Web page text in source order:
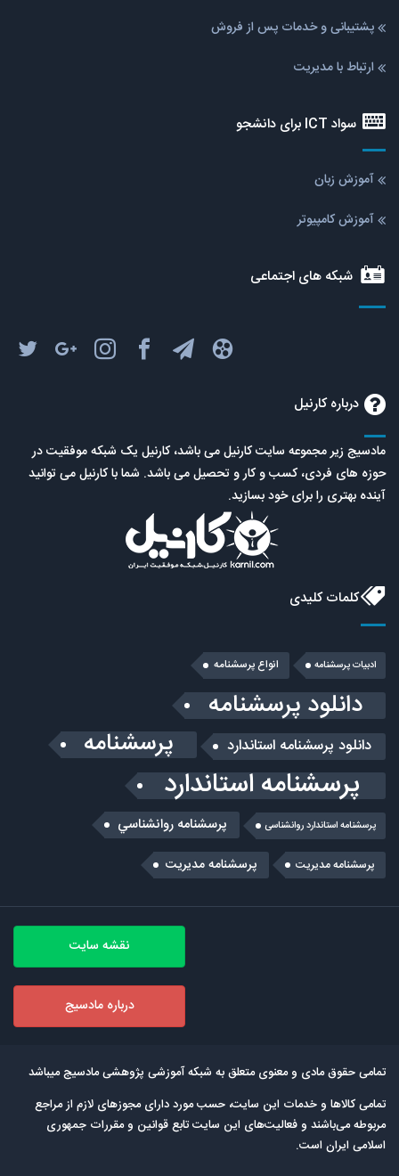
پشتیبانی و خدمات پس از فروش
ارتباط با مدیریت
سواد ICT برای دانشجو
آموزش زبان
آموزش کامپیوتر
شبکه های اجتماعی
درباره کارنیل
مادسیج زیر مجموعه سایت کارنیل می باشد، کارنیل یک شبکه موفقیت در
حوزه های فردی، کسب و کار و تحصیل می باشد. شما با کارنیل می توانید
آینده بهتری را برای خود بسازید.
کلمات کلیدی
ادبیات پرسشنامه انواع پرسشنامه
دانلود پرسشنامه
دانلود پرسشنامه استاندارد پرسشنامه
پرسشنامه استاندارد
پرسشنامه استاندارد روانشناسی پرسشنامه روانشناسي
پرسشنامه مديريت پرسشنامه مدیریت
نقشه سایت
درباره مادسیج
تمامی حقوق مادی و معنوی متعلق به شبکه آموزشی پژوهشی مادسیج میباشد
تمامی كالاها و خدمات این سایت، حسب مورد دارای مجوزهای لازم از مراجع
مربوطه می‌باشند و فعالیت‌های این سایت تابع قوانین و مقررات جمهوری
اسلامی ایران است.